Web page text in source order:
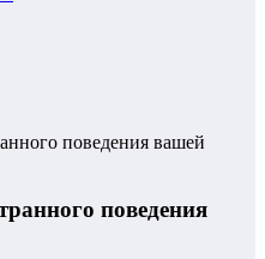
поведения вашей
поведения